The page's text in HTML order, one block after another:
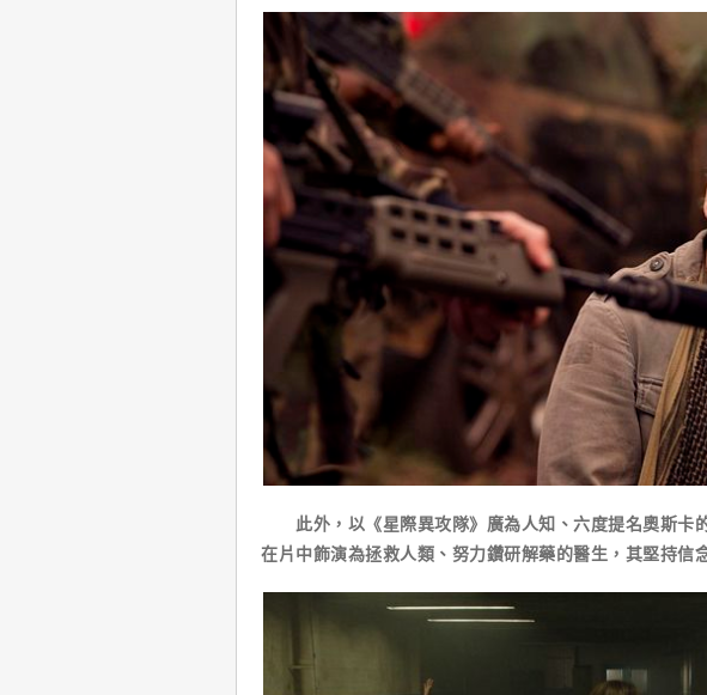
此外，以《星際異攻隊》廣為人知、六度提名奧斯卡
在片中飾演為拯救人類、努力鑽研解藥的醫生，其堅持信